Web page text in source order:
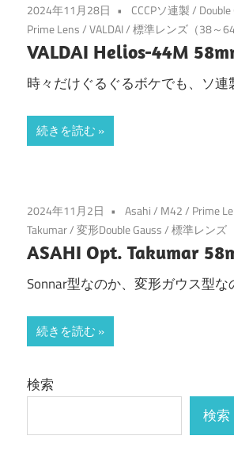
2024年11月28日 CCCPソ連製/
Prime Lens/VALDAI/標準レンズ（38～
VALDAI Helios-44M
時々だけぐるぐるボケでも、ソ連
続きを読む
2024年11月2日 Asahi/ M42/ Prime
Takumar/変形Double Gauss/標準レンズ
ASAHI Opt. Takumar
Sonnar型なのか、変形ガウス型な
続きを読む
検索
検索